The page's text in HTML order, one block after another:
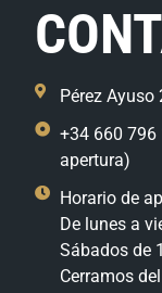
Pérez Ayuso
+34 660 796
apertura)
Horario de
De lunes a
Sábados de
Cerramos